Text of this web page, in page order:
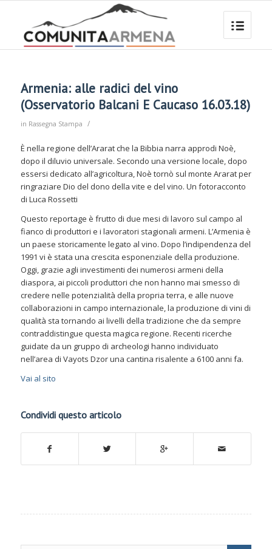
Armenia: alle radici del vino
(Osservatorio Balcani E Caucaso 16.03.18)
in Rassegna Stampa /
È nella regione dell’Ararat che la Bibbia narra approdi Noè,
dopo il diluvio universale. Secondo una versione locale, dopo
essersi dedicato all’agricoltura, Noè tornò sul monte Ararat per
ringraziare Dio del dono della vite e del vino. Un fotoracconto
di Luca Rossetti
Questo reportage è frutto di due mesi di lavoro sul campo al
fianco di produttori e i lavoratori stagionali armeni. L’Armenia è
un paese storicamente legato al vino. Dopo l’indipendenza del
1991 vi è stata una crescita esponenziale della produzione.
Oggi, grazie agli investimenti dei numerosi armeni della
diaspora, ai piccoli produttori che non hanno mai smesso di
credere nelle potenzialità della propria terra, e alle nuove
collaborazioni in campo internazionale, la produzione di vini di
qualità sta tornando ai livelli della tradizione che da sempre
contraddistingue questa magica regione. Recenti ricerche
guidate da un gruppo di archeologi hanno individuato
nell’area di Vayots Dzor una cantina risalente a 6100 anni fa.
Vai al sito
Condividi questo articolo